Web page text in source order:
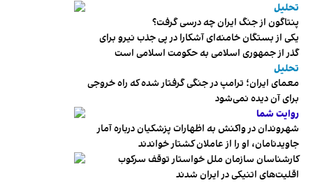
تحلیل
پنتاگون از جنگ ایران چه درسی گرفت؟
یکی از بستگان خامنه‌ای آشکارا در پی جذب نیرو برای
گذر از جمهوری اسلامی به حکومت اسلامی است
تحلیل
معمای ایران؛ ترامپ در جنگی گرفتار شده که راه خروجی
برای آن دیده نمی‌شود
روایت شما
شهروندان در واکنش به اظهارات پزشکیان درباره آمار
جاویدنامان، او را از عاملان کشتار خواندند
کارشناسان سازمان ملل خواستار توقف سرکوب
اقلیت‌های اتنیکی در ایران شدند